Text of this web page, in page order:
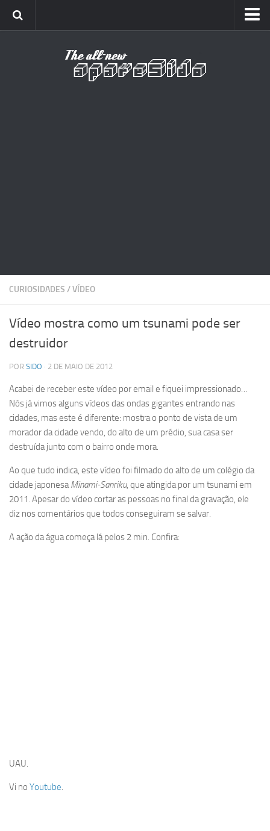
CURIOSIDADES /VÍDEO
Vídeo mostra como um tsunami pode ser
destruidor
POR SIDO · 2 DE MAIO DE 2012
Acabei de receber este vídeo por email e fiquei impressionado…
Nós já vimos alguns vídeos das ondas gigantes entrando nas
cidades, mas este é diferente: mostra o ponto de vista de um
morador da cidade vendo, do alto de um prédio, sua casa ser
destruída junto com o bairro onde mora.
Ao que tudo indica, este vídeo foi filmado do alto de um colégio da
cidade japonesaMinami-Sanriku, que atingida por um tsunami em
2011. Apesar do vídeo cortar as pessoas no final da gravação, ele
diz nos comentários que todos conseguiram se salvar.
A ação da água começa lá pelos 2 min. Confira:
UAU.
Vi no Youtube.